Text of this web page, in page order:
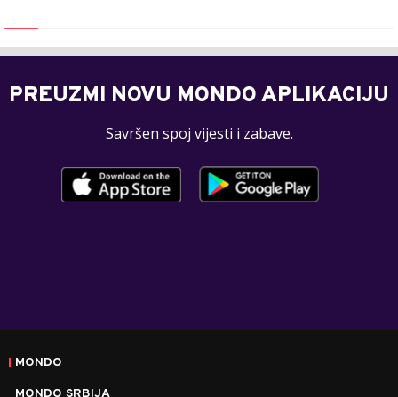
PREUZMI NOVU MONDO APLIKACIJU
Savršen spoj vijesti i zabave.
MONDO